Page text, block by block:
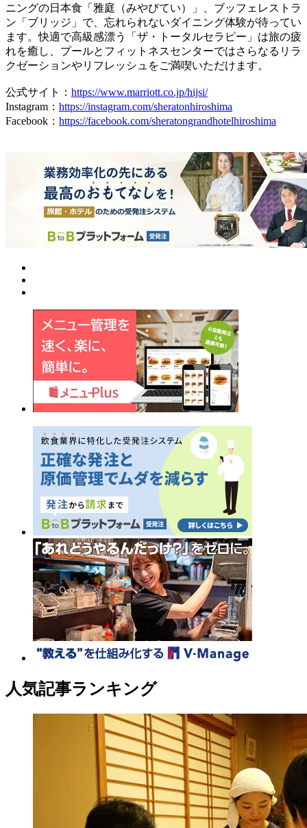
ニングの日本食「雅庭（みやびてい）」、ブッフェレストラ
ン「ブリッジ」で、忘れられないダイニング体験が待ってい
ます。快適で高級感漂う「ザ・トータルセラピー」は旅の疲
れを癒し、プールとフィットネスセンターではさらなるリラ
クゼーションやリフレッシュをご満喫いただけます。
公式サイト： https://www.marriott.co.jp/hijsi/
Instagram： https://instagram.com/sheratonhiroshima
Facebook： https://facebook.com/sheratongrandhotelhiroshima
人気記事ランキング